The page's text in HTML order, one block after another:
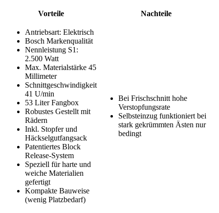
Vorteile Nachteile
Antriebsart: Elektrisch
Bosch Markenqualität
Nennleistung S1:
2.500 Watt
Max. Materialstärke 45
Millimeter
Schnittgeschwindigkeit
41 U/min
53 Liter Fangbox
Robustes Gestellt mit
Rädern
Inkl. Stopfer und
Häckselgutfangsack
Patentiertes Block
Release-System
Speziell für harte und
weiche Materialien
gefertigt
Kompakte Bauweise
(wenig Platzbedarf)
Bei Frischschnitt hohe
Verstopfungsrate
Selbsteinzug funktioniert bei
stark gekrümmten Ästen nur
bedingt